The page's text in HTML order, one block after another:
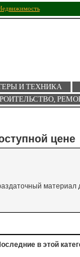
И ТЕХНИКА
цене
материал
в этой